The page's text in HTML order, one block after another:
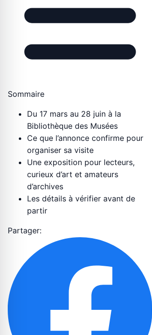
Sommaire
Du 17 mars au 28 juin à la
Bibliothèque des Musées
Ce que l’annonce confirme pour
organiser sa visite
Une exposition pour lecteurs,
curieux d’art et amateurs
d’archives
Les détails à vérifier avant de
partir
Partager: